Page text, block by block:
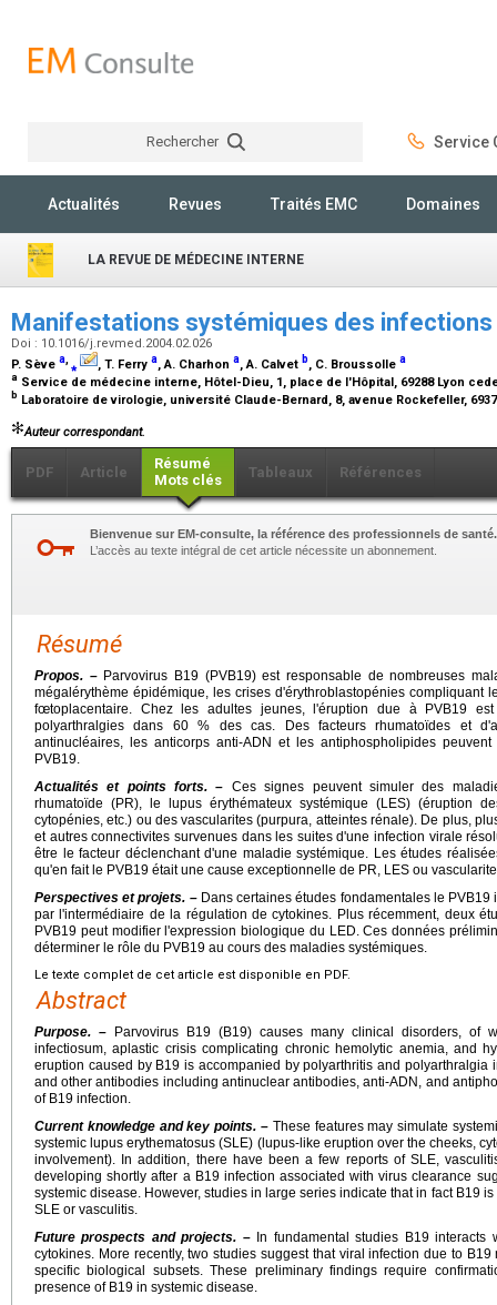
Rechercher Service
Actualités Revues Traités EMC Domaines
LA REVUE DE MÉDECINE INTERNE
Manifestations systémiques des
Doi : 10.1016/j.revmed.2004.02.026
P. Sève a,⁎ , T. Ferry a, A. Charhon a, A. Calvet b, C. Broussolle a
a Service de médecine interne, Hôtel-Dieu, 1, place de l'Hôpital, 69288 Lyon
b Laboratoire de virologie, université Claude-Bernard, 8, avenue Rockefeller,
Auteur correspondant.
PDF Article
Résumé
Mots clés
Tableaux Références
Bienvenue sur EM-consulte, la référence des professionnels de santé.
L’accès au texte intégral de cet article nécessite un abonnement.
Résumé
Propos. –Parvovirus B19 (PVB19) est responsable de nombreuses
mégalérythème épidémique, les crises d'érythroblastopénies compliquant
fœtoplacentaire. Chez les adultes jeunes, l'éruption due à PVB19
polyarthralgies dans 60 % des cas. Des facteurs rhumatoïdes et
antinucléaires, les anticorps anti-ADN et les antiphospholipides
PVB19.
Actualités et points forts. – Ces signes peuvent simuler des
rhumatoïde (PR), le lupus érythémateux systémique (LES) (éruption
cytopénies, etc.) ou des vascularites (purpura, atteintes rénale). De plus,
et autres connectivites survenues dans les suites d'une infection virale
être le facteur déclenchant d'une maladie systémique. Les études
qu'en fait le PVB19 était une cause exceptionnelle de PR, LES ou
Perspectives et projets. –Dans certaines études fondamentales le
par l'intermédiaire de la régulation de cytokines. Plus récemment, deux
PVB19 peut modifier l'expression biologique du LED. Ces données
déterminer le rôle du PVB19 au cours des maladies systémiques.
Le texte complet de cet article est disponible en PDF.
Abstract
Purpose. – Parvovirus B19 (B19) causes many clinical disorders, of
infectiosum, aplastic crisis complicating chronic hemolytic anemia, and
eruption caused by B19 is accompanied by polyarthritis and polyarthralgia
and other antibodies including antinuclear antibodies, anti-ADN, and
of B19 infection.
Current knowledge and key points. – These features may simulate
systemic lupus erythematosus (SLE) (lupus-like eruption over the cheeks,
involvement). In addition, there have been a few reports of SLE,
developing shortly after a B19 infection associated with virus clearance
systemic disease. However, studies in large series indicate that in fact B19
SLE or vasculitis.
Future prospects and projects. –In fundamental studies B19 interacts
cytokines. More recently, two studies suggest that viral infection due to
specific biological subsets. These preliminary findings require
presence of B19 in systemic disease.